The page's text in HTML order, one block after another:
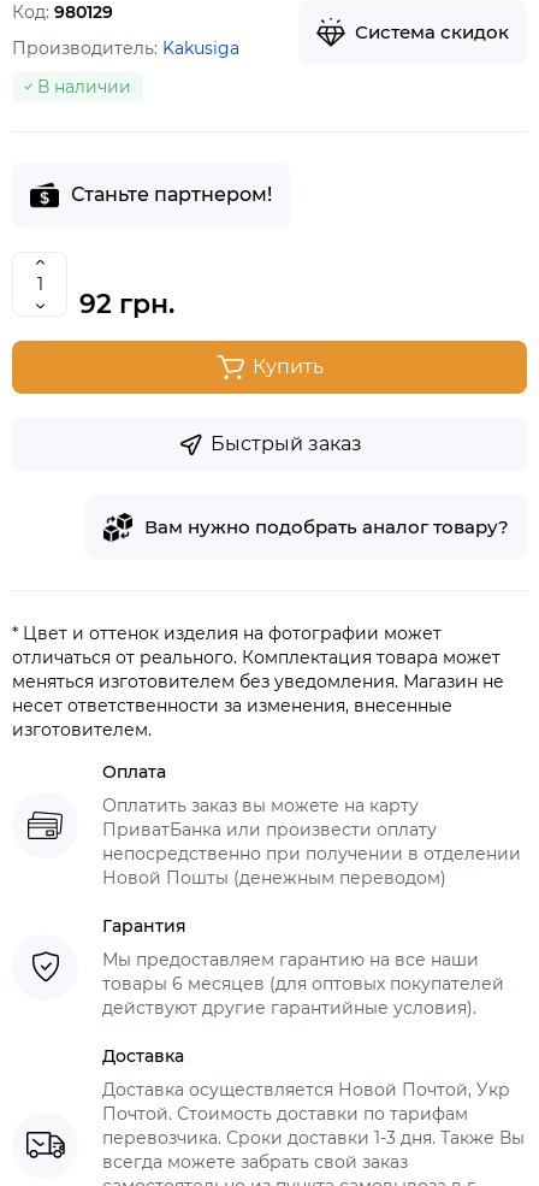
Код: 980129
Производитель: Kakusiga
В наличии
Система скидок
Станьте партнером!
92 грн.
Купить
Быстрый заказ
Вам нужно подобрать аналог товару?
* Цвет и оттенок изделия на фотографии может
отличаться от реального. Комплектация товара может
меняться изготовителем без уведомления. Магазин не
несет ответственности за изменения, внесенные
изготовителем.
Оплата
Оплатить заказ вы можете на карту
ПриватБанка или произвести оплату
непосредственно при получении в отделении
Новой Пошты (денежным переводом)
Гарантия
Мы предоставляем гарантию на все наши
товары 6 месяцев (для оптовых покупателей
действуют другие гарантийные условия).
Доставка
Доставка осуществляется Новой Почтой, Укр
Почтой. Стоимость доставки по тарифам
перевозчика. Сроки доставки 1-3 дня. Также Вы
всегда можете забрать свой заказ